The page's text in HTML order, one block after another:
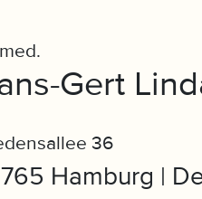
Gert
36
Hamburg |